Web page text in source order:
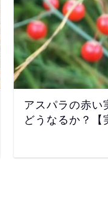
アスパラの赤い
どうなるか？【